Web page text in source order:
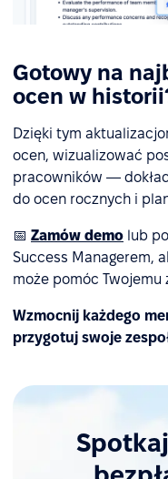
Gotowy na
ocen w
Dzięki tym
ocen, wizualizować
pracowników —
do ocen rocznych i
📅 Zamów demo lub
Success Managerem,
może pomóc Twojemu
Wzmocnij każdego
przygotuj swoje